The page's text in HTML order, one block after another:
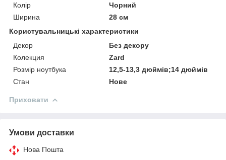
Колір
Чорний
Ширина
28 см
Користувальницькі характеристики
Декор
Без декору
Колекция
Zard
Розмір ноутбука
12,5-13,3 дюймів;14 дюймів
Стан
Нове
Приховати
Умови доставки
Нова Пошта